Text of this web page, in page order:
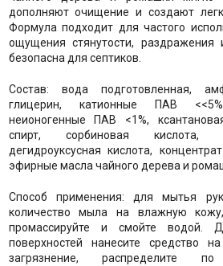
дополняют очищение и создают
Формула подходит для частого
ощущения стянутости,
безопасна для септиков.
Состав: вода подготовленная,
глицерин, катионные ПАВ
неионогенные ПАВ <1%,
спирт, сорбиновая кислота,
дегидроуксусная кислота,
эфирные масла чайного дерева и
Способ применения: для мытья
количество мыла на влажную
промассируйте и смойте
поверхностей нанесите средство
загрязнение, распределите